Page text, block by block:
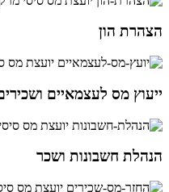
הצהרת הון
ייעוץ מס לעצמאיים
הנהלת חשבונות ושכר